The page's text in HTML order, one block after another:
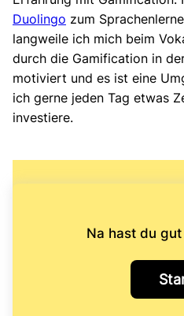
Duolingo zum
langweile ich mich beim
durch die Gamification in
motiviert und es ist eine
ich gerne jeden Tag etwas
investiere.
Na hast du